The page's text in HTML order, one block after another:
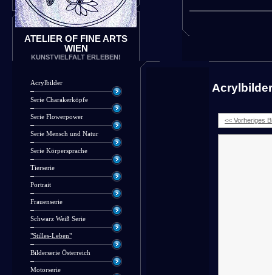
ATELIER OF FINE ARTS
WIEN
KUNSTVIELFALT ERLEBEN!
Acrylbilder
Serie Charakerköpfe
Serie Flowerpower
Serie Mensch und Natur
Serie Körpersprache
Tierserie
Portrait
Frauenserie
Schwarz Weiß Serie
"Stilles-Leben"
Bilderserie Österreich
Motorserie
Acrylbilder
<< Vorheriges